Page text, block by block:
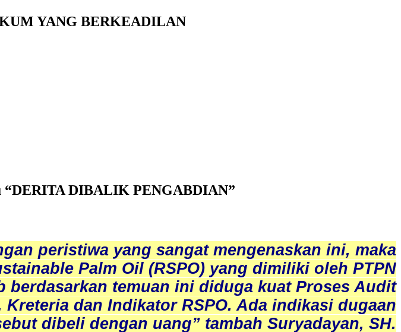
YANG BERKEADILAN
“DERITA DIBALIK PENGABDIAN”
peristiwa yang sangat mengenaskan ini, maka
Palm Oil (RSPO) yang dimiliki oleh PTPN
berdasarkan temuan ini diduga kuat Proses Audit
dan Indikator RSPO. Ada indikasi dugaan
dibeli dengan uang” tambah Suryadayan, SH.